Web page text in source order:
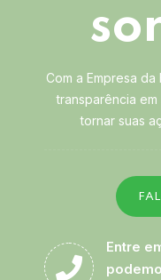
Com a Empresa
transparência em
tornar suas
Entre